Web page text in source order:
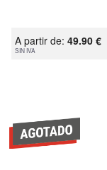
A partir de: 49.90 €
SIN IVA